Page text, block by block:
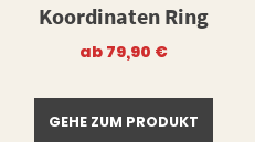
Koordinaten Ring
ab 79,90 €
GEHE ZUM PRODUKT